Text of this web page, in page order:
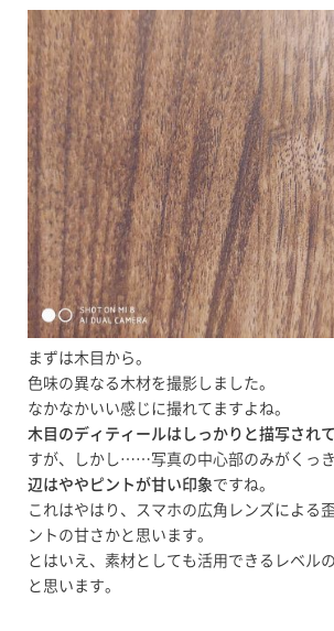
まずは木目から。
色味の異なる木材を撮影しました。
なかなかいい感じに撮れてますよね。
木目のディティールはしっかりと描写され
すが、しかし……写真の中心部のみがくっ
辺はややピントが甘い印象ですね。
これはやはり、スマホの広角レンズによる
ントの甘さかと思います。
とはいえ、素材としても活用できるレベル
と思います。